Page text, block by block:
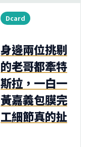
Dcard
身邊兩位挑剔
的老哥都牽特
斯拉，一白一
黃嘉義包膜完
工細節真的扯